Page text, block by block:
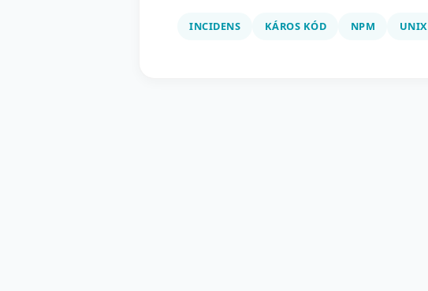
INCIDENS KÁROS KÓD NPM UNIX